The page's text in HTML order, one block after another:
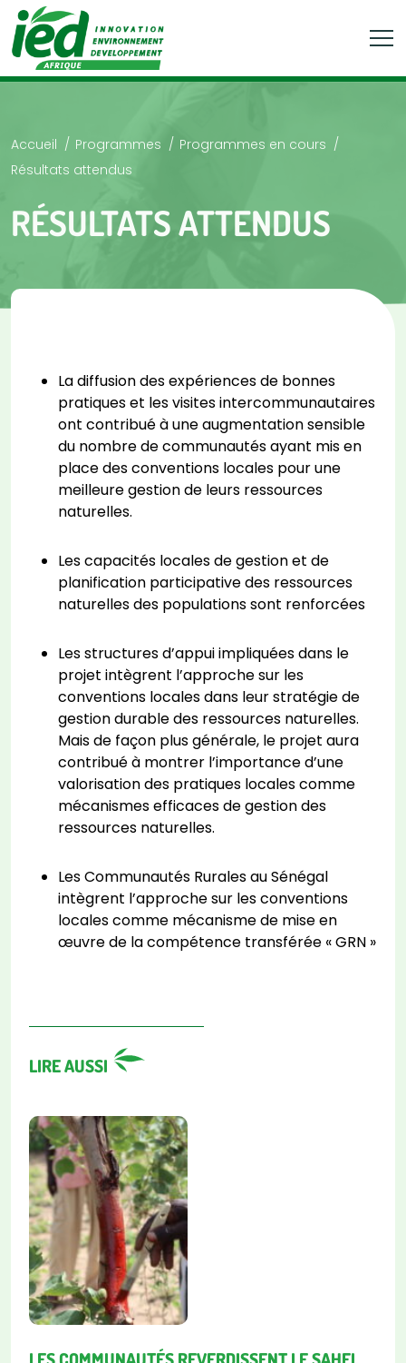
Accueil Programmes
Programmes en cours
Résultats attendus
RÉSULTATS ATTENDUS
La diffusion des expériences de bonnes
pratiques et les visites intercommunautaires
ont contribué à une augmentation sensible
du nombre de communautés ayant mis en
place des conventions locales pour une
meilleure gestion de leurs ressources
naturelles.
Les capacités locales de gestion et de
planification participative des ressources
naturelles des populations sont renforcées
Les structures d’appui impliquées dans le
projet intègrent l’approche sur les
conventions locales dans leur stratégie de
gestion durable des ressources naturelles.
Mais de façon plus générale, le projet aura
contribué à montrer l’importance d’une
valorisation des pratiques locales comme
mécanismes efficaces de gestion des
ressources naturelles.
Les Communautés Rurales au Sénégal
intègrent l’approche sur les conventions
locales comme mécanisme de mise en
œuvre de la compétence transférée « GRN »
LIRE AUSSI